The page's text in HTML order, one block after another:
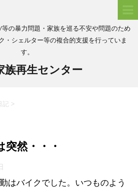
の暴力問題・家族を巡る不安や問題のため
・シェルター等の複合的支援を行っていま
す。
族再生センター
記 >
然・・・
はバイクでした。いつものよう